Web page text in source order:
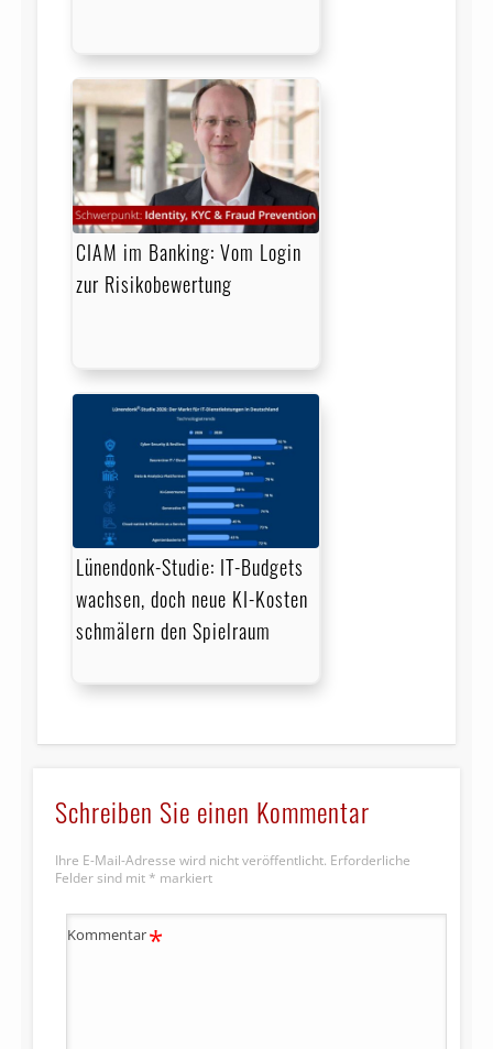
CIAM im Banking: Vom Login
zur Risikobewertung
Lünendonk-Studie: IT-Budgets
wachsen, doch neue KI-Kosten
schmälern den Spielraum
Schreiben Sie einen Kommentar
Ihre E-Mail-Adresse wird nicht veröffentlicht. Erforderliche
Felder sind mit * markiert
Kommentar*